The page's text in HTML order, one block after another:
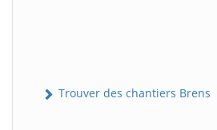
Trouver des chantiers Brens